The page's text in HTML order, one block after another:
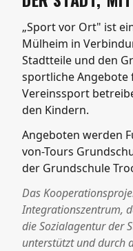
„Sport vor Ort" ist
Mülheim in
Stadtteile und den
sportliche Angebote
Vereinssport
den Kindern.
Angeboten werden
von-Tours
der Grundschule
Das
Integrationszentrum,
die Sozialagentur der
unterstützt und durch